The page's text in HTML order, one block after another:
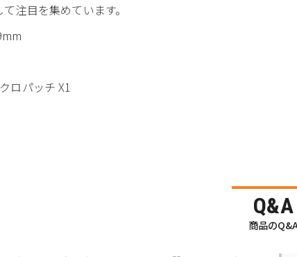
て注目を集めています。
ロパッチ X1
Q&A
商品の